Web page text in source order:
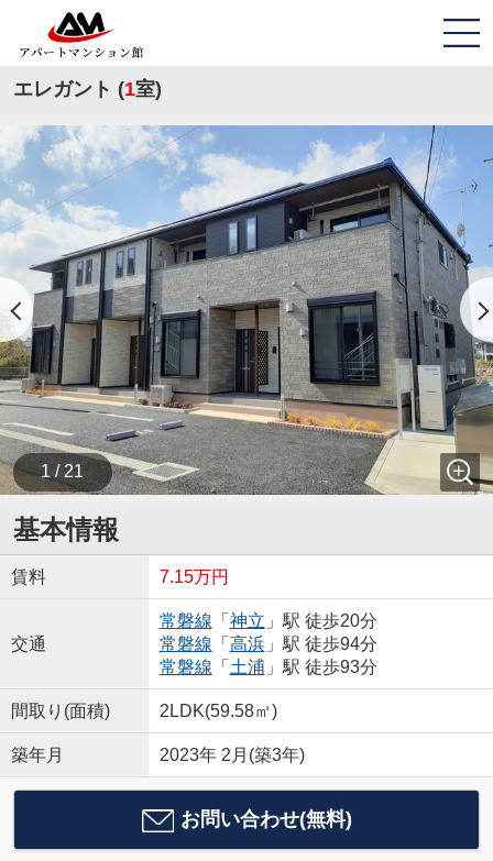
エレガント (1室)
1 / 21
基本情報
賃料 7.15万円
交通
常磐線 「 神立 」駅 徒歩20分
常磐線 「 高浜」駅 徒歩94分
常磐線 「 土浦 」駅 徒歩93分
間取り(面積) 2LDK(59.58㎡)
築年月 2023年 2月(築3年)
お問い合わせ(無料)